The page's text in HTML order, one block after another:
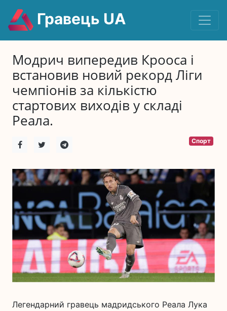
Гравець UA
Модрич випередив Крооса і
встановив новий рекорд Ліги
чемпіонів за кількістю
стартових виходів у складі
Реала.
Спорт
Легендарний гравець мадридського Реала Лука